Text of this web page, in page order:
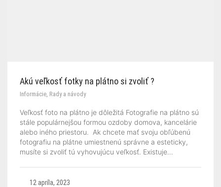
Akú veľkosť fotky na plátno si zvoliť ?
Informácie, Rady a návody
Veľkosť foto na plátno je dôležitá Fotografie na plátno sú
stále populárnejšou formou ozdoby domova, kancelárie
alebo iného priestoru. Ak chcete mať svoju obľúbenú
fotografiu na plátne umiestnenú správne a esteticky,
musíte si zvoliť tú vyhovujúcu veľkosť. Existuje…
12 apríla, 2023